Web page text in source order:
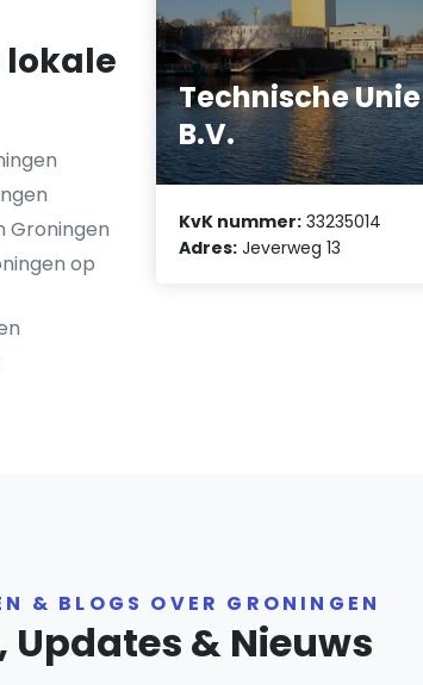
Groningen
op
Technische Unie
B.V.
KvK nummer: 33235014
Adres: Jeverweg 13
& BLOGS OVER GRONINGEN
Updates & Nieuws